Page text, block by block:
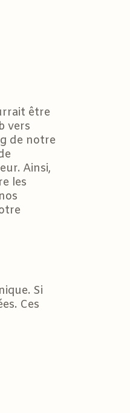
être
vers
de notre
Ainsi,
les
Si
Ces